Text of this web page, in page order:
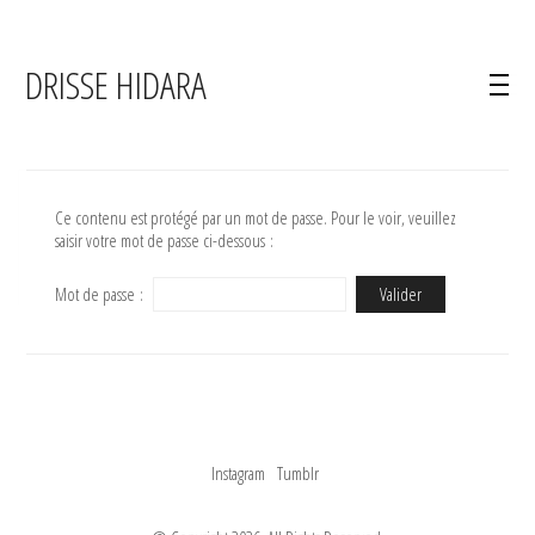
IDRISSE HIDARA
Ce contenu est protégé par un mot de passe. Pour le voir, veuillez
saisir votre mot de passe ci-dessous :
Mot de passe :
Instagram Tumblr